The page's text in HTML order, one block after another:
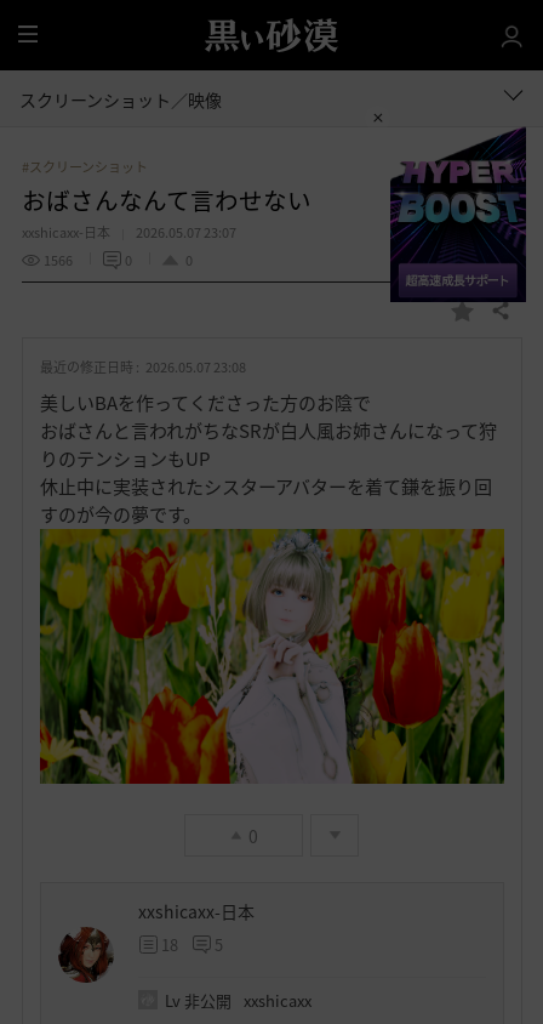
全
体
スクリーンショット／映像
#スクリーンショット
おばさんなんて言わせない
xxshicaxx-日本
2026.05.07 23:07
1566
0 0
お
り
共有する
最近の修正日時 : 2026.05.07 23:08
美しいBAを作ってくださった方のお陰で
おばさんと言われがちなSRが白人風お姉さんになって狩
りのテンションもUP
休止中に実装されたシスターアバターを着て鎌を振り回
すのが今の夢です。
0
xxshicaxx-日本
18 5
Lv 非公開 xxshicaxx